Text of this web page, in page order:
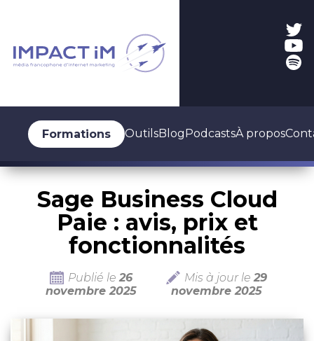
Formations OutilsBlogPodcastsÀ propos
Sage Business Cloud
Paie : avis, prix et
fonctionnalités
Publié le26
novembre 2025
Mis à jour le29
novembre 2025